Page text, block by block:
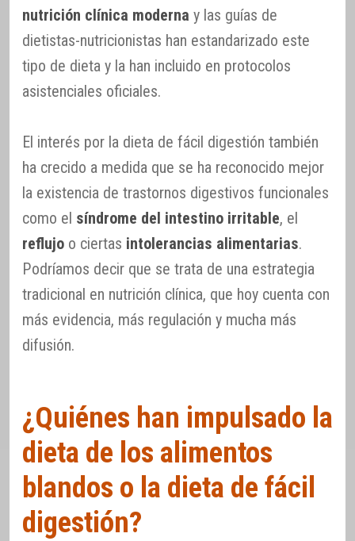
nutrición clínica moderna y las guías de
dietistas-nutricionistas han estandarizado este
tipo de dieta y la han incluido en protocolos
asistenciales oficiales.
El interés por la dieta de fácil digestión también
ha crecido a medida que se ha reconocido mejor
la existencia de trastornos digestivos funcionales
como el síndrome del intestino irritable, el
reflujo o ciertas intolerancias alimentarias.
Podríamos decir que se trata de una estrategia
tradicional en nutrición clínica, que hoy cuenta con
más evidencia, más regulación y mucha más
difusión.
¿Quiénes han impulsado la
dieta de los alimentos
blandos o la dieta de fácil
digestión?